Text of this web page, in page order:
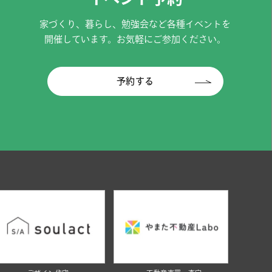
家づくり、暮らし、勉強会など各種イベントを
開催しています。お気軽にご参加ください。
予約する